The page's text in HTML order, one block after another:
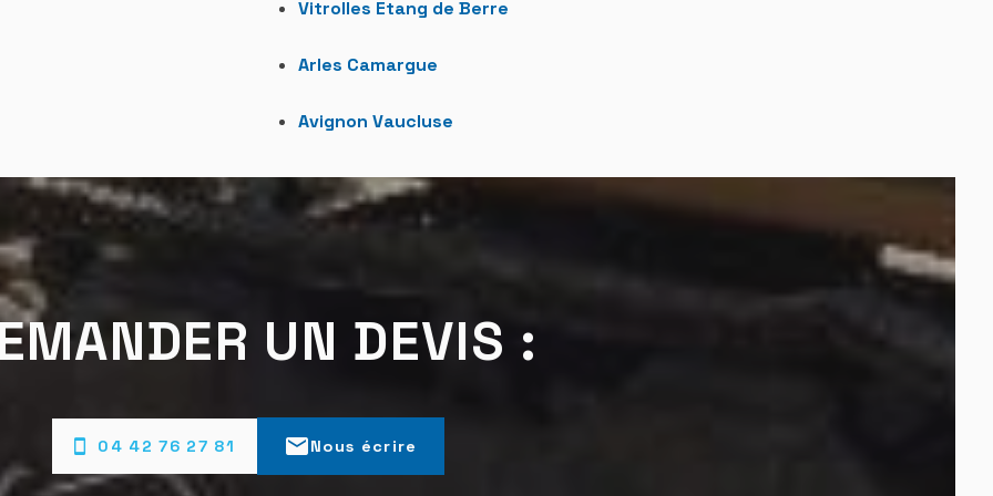
Vitrolles Etang de Berre
Arles Camargue
Avignon Vaucluse
UN DEVIS :
04 42 76 27 81 mailNous écrire